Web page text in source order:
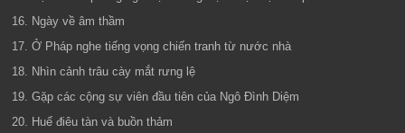
16. Ngày về âm thầm
17. Ở Pháp nghe tiếng vọng chiến tranh từ nước nhà
18. Nhìn cảnh trâu cày mắt rưng lệ
19. Gặp các cộng sự viên đầu tiên của Ngô Đình Diệm
20. Huế điêu tàn và buồn thảm